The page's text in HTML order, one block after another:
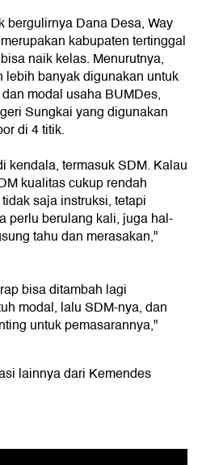
bergulirnya Dana Desa, Way
kabupaten tertinggal
naik kelas. Menurutnya,
lebih banyak digunakan untuk
modal usaha BUMDes,
Sungkai yang digunakan
di 4 titik.
kendala, termasuk SDM. Kalau
kualitas cukup rendah
saja instruksi, tetapi
perlu berulang kali, juga hal-
tahu dan merasakan,"
bisa ditambah lagi
modal, lalu SDM-nya, dan
untuk pemasarannya,"
lainnya dari Kemendes